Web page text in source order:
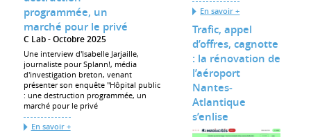
programmée, un
marché pour le privé
C Lab Octobre 2025
Une interview d'Isabelle Jarjaille,
journaliste pour Splann!, média
d'investigation breton, venant
présenter son enquête "Hôpital public
: une destruction programmée, un
marché pour le privé
En savoir +
En savoir +
Trafic, appel
d’offres, cagnotte
: la rénovation de
l’aéroport
Nantes‐
Atlantique
s’enlise